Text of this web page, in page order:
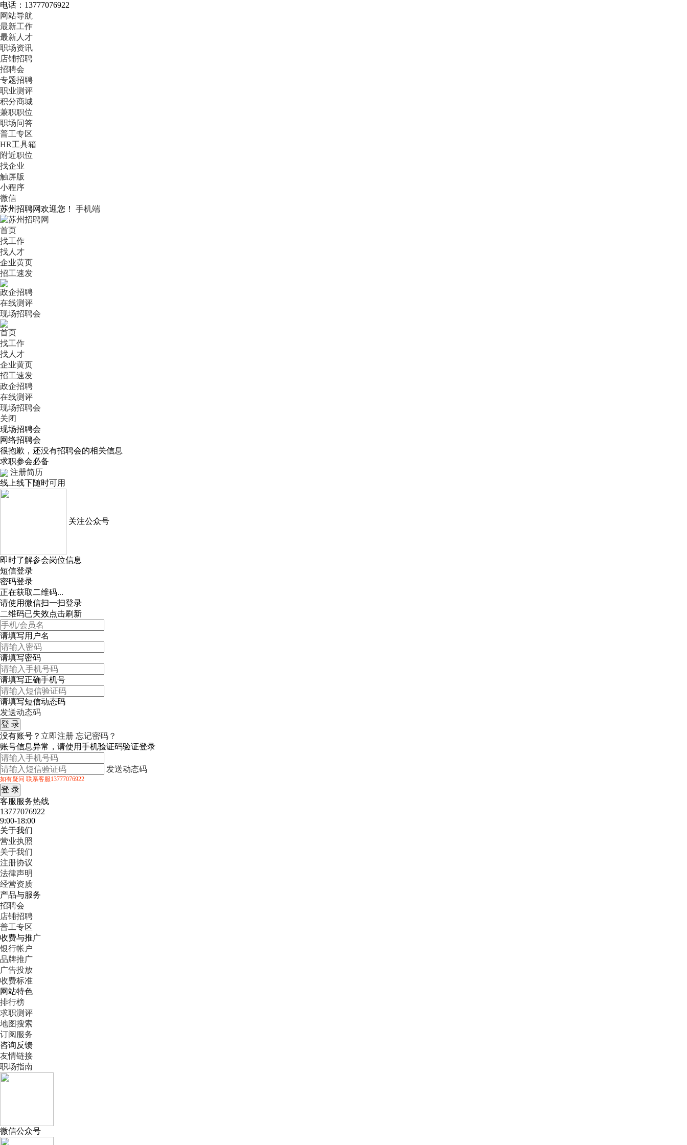
电话：13777076922
网站导航
最新工作
最新人才
职场资讯
店铺招聘
招聘会
专题招聘
职业测评
积分商城
兼职职位
职场问答
普工专区
HR工具箱
附近职位
找企业
触屏版
小程序
微信
苏州招聘网欢迎您！
手机端
首页
找工作
找人才
企业黄页
招工速发
政企招聘
在线测评
现场招聘会
首页
找工作
找人才
企业黄页
招工速发
政企招聘
在线测评
现场招聘会
关闭
现场招聘会
网络招聘会
很抱歉，还没有招聘会的相关信息
求职参会必备
注册简历
线上线下随时可用
关注公众号
即时了解参会岗位信息
短信登录
密码登录
正在获取二维码...
请使用微信扫一扫登录
二维码已失效点击刷新
请填写用户名
请填写密码
请填写正确手机号
请填写短信动态码
发送动态码
没有账号？ 立即注册 忘记密码？
账号信息异常，请使用手机验证码验证登录
发送动态码
如有疑问 联系客服13777076922
客服服务热线
13777076922
9:00-18:00
关于我们
营业执照
关于我们
注册协议
法律声明
经营资质
产品与服务
招聘会
店铺招聘
普工专区
收费与推广
银行帐户
品牌推广
广告投放
收费标准
网站特色
排行榜
求职测评
地图搜索
订阅服务
咨询反馈
友情链接
职场指南
微信公众号